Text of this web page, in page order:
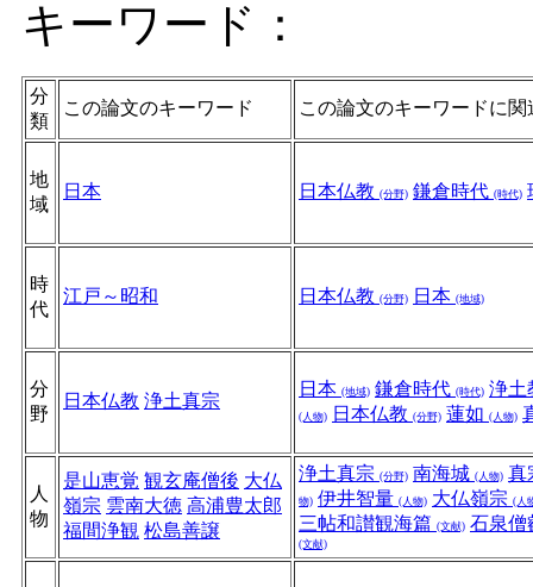
キーワード：
分
類
この論文のキーワード この論文のキーワードに
地
域
日本 日本仏教 (分野) 鎌倉時代 (時代)
時
代
江戸～昭和 日本仏教 (分野) 日本 (地域)
分
野
日本仏教 浄土真宗
日本 (地域) 鎌倉時代 (時代) 浄
(人物) 日本仏教 (分野) 蓮如 (人物)
人
物
是山恵覚 観玄庵僧後 大仏
嶺宗 雲南大徳 高浦豊太郎
福間浄観 松島善譲
浄土真宗 (分野) 南海城 (人物) 真
物) 伊井智量 (人物) 大仏嶺宗 (人
三帖和讃観海篇 (文献) 石泉
(文献)